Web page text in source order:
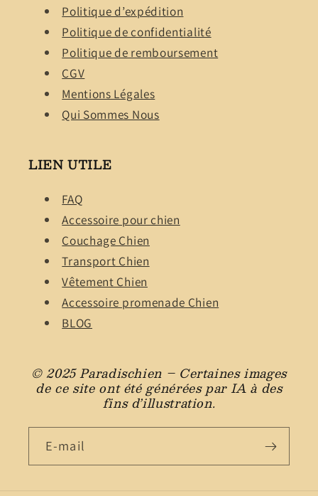
Politique d’expédition
Politique de confidentialité
Politique de remboursement
CGV
Mentions Légales
Qui Sommes Nous
LIEN UTILE
FAQ
Accessoire pour chien
Couchage Chien
Transport Chien
Vêtement Chien
Accessoire promenade Chien
BLOG
© 2025 Paradischien – Certaines images
de ce site ont été générées par IA à des
fins d’illustration.
E-mail